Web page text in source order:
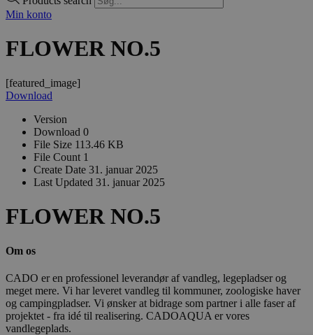
Min konto
FLOWER NO.5
[featured_image]
Download
Version
Download 0
File Size 113.46 KB
File Count 1
Create Date 31. januar 2025
Last Updated 31. januar 2025
FLOWER NO.5
Om os
CADO er en professionel leverandør af vandleg, legepladser og
meget mere. Vi har leveret vandleg til kommuner, zoologiske haver
og campingpladser. Vi ønsker at bidrage som partner i alle faser af
projektet - fra idé til realisering. CADOAQUA er vores
vandlegeplads.